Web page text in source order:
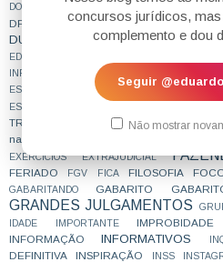
concursos jurídicos,
complemento e dou
Seguir
Não mostrar
DOWNLOAD DPDF DPE DPEAL
DPEPE
DPEPR DPERJ DPERO
DUVIDADECONCURSEIRO E NÃO É
EDITORES
INFRINGENTES
ENAM
ESCRAVIDÃO CONTEMPORÂNEA
ESTÁGIO ESTRATÉGIA
TRABALHAR
ESTUDO CONCILIADO
nacional da magistratura
EXERCÍCIOS EXTRAJUDICIAL
FERIADO FGV FICA FILOSOFIA
GABARITANDO
GABARITO
GRANDES JULGAMENTOS
IDADE
IMPORTANTE IMPROBIDADE
INFORMAÇÃO
INFORMATIVOS
DEFINITIVA
INSPIRAÇÃO INSS